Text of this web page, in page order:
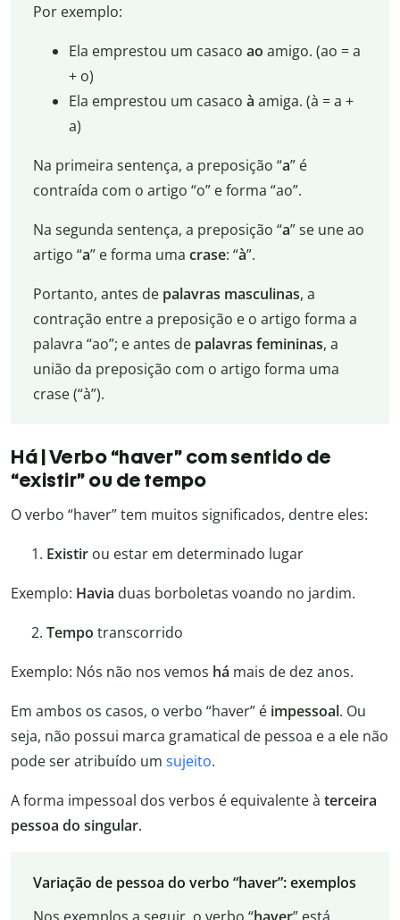
Por exemplo:
Ela emprestou um casaco ao amigo. (ao = a
+ o)
Ela emprestou um casaco à amiga. (à = a +
a)
Na primeira sentença, a preposição “a” é
contraída com o artigo “o” e forma “ao”.
Na segunda sentença, a preposição “a” se une ao
artigo “a” e forma uma crase: “à”.
Portanto, antes de palavras masculinas, a
contração entre a preposição e o artigo forma a
palavra “ao”; e antes de palavras femininas, a
união da preposição com o artigo forma uma
crase (“à”).
Há | Verbo “haver” com sentido de
“existir” ou de tempo
O verbo “haver” tem muitos significados, dentre eles:
Existir ou estar em determinado lugar
Exemplo: Havia duas borboletas voando no jardim.
Tempo transcorrido
Exemplo: Nós não nos vemos há mais de dez anos.
Em ambos os casos, o verbo “haver” é impessoal. Ou
seja, não possui marca gramatical de pessoa e a ele não
pode ser atribuído um sujeito.
A forma impessoal dos verbos é equivalente à terceira
pessoa do singular.
Variação de pessoa do verbo “haver”: exemplos